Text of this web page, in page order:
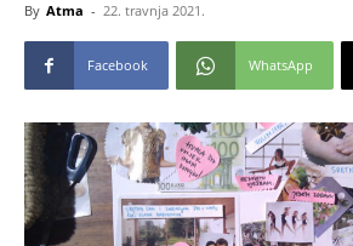
By Atma - 22. travnja 2021.
Facebook WhatsApp